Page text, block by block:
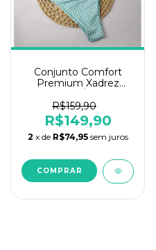
Conjunto Comfort
Premium Xadrez
R$159,90
R$149,90
2 x de R$74,95 sem juros
COMPRAR